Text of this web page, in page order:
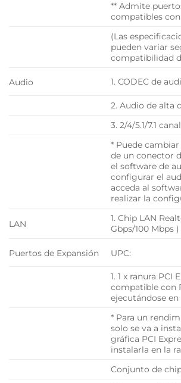
** Admite
compatibles con
(Las
pueden variar
compatibilidad
Audio 1. CODEC de
2. Audio de alta
3. 2/4/5.1/7.1
* Puede
de un conector
el software de
configurar el
acceda al
realizar la
LAN
1. Chip LAN
Gbps/100 Mbps )
Puertos de Expansión UPC:
1. 1 x ranura PCI
compatible con
ejecutándose en
* Para un
solo se va a
gráfica PCI
instalarla en la
Conjunto de